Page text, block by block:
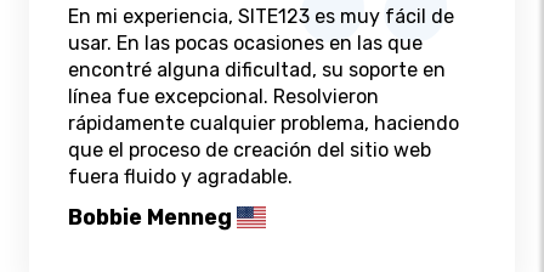
En mi experiencia, SITE123 es muy fácil de
usar. En las pocas ocasiones en las que
encontré alguna dificultad, su soporte en
línea fue excepcional. Resolvieron
rápidamente cualquier problema, haciendo
que el proceso de creación del sitio web
fuera fluido y agradable.
Bobbie Menneg